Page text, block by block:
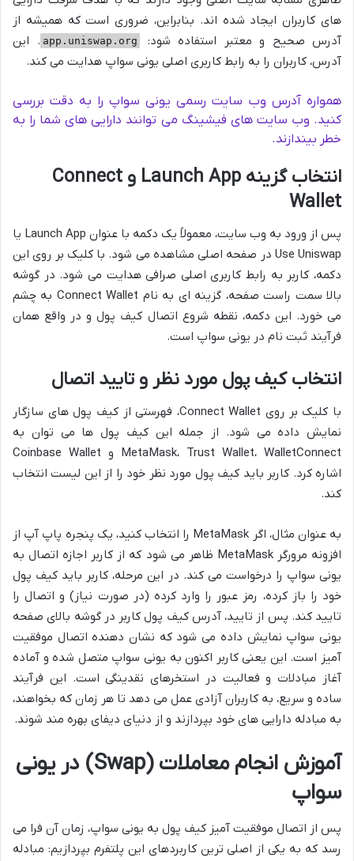
های کاربران ایجاد شده اند. بنابراین، ضروری است که همیشه از
آدرس صحیح و معتبر استفاده شود:
app.uniswap.org . این
آدرس، کاربران را به رابط کاربری اصلی یونی سواپ هدایت می کند.
همواره آدرس وب سایت رسمی یونی سواپ را به دقت بررسی
کنید. وب سایت های فیشینگ می توانند دارایی های شما را به
خطر بیندازند.
انتخاب گزینه Launch App و Connect
Wallet
پس از ورود به وب سایت، معمولاً یک دکمه با عنوان Launch App یا
Use Uniswap در صفحه اصلی مشاهده می شود. با کلیک بر روی این
دکمه، کاربر به رابط کاربری اصلی صرافی هدایت می شود. در گوشه
بالا سمت راست صفحه، گزینه ای به نام Connect Wallet به چشم
می خورد. این دکمه، نقطه شروع اتصال کیف پول و در واقع همان
فرآیند ثبت نام در یونی سواپ است.
انتخاب کیف پول مورد نظر و تایید اتصال
با کلیک بر روی Connect Wallet، فهرستی از کیف پول های سازگار
نمایش داده می شود. از جمله این کیف پول ها می توان به
MetaMask، Trust Wallet، WalletConnect و Coinbase Wallet
اشاره کرد. کاربر باید کیف پول مورد نظر خود را از این لیست انتخاب
کند.
به عنوان مثال، اگر MetaMask را انتخاب کنید، یک پنجره پاپ آپ از
افزونه مرورگر MetaMask ظاهر می شود که از کاربر اجازه اتصال به
یونی سواپ را درخواست می کند. در این مرحله، کاربر باید کیف پول
خود را باز کرده، رمز عبور را وارد کرده (در صورت نیاز) و اتصال را
تایید کند. پس از تایید، آدرس کیف پول کاربر در گوشه بالای صفحه
یونی سواپ نمایش داده می شود که نشان دهنده اتصال موفقیت
آمیز است. این یعنی کاربر اکنون به یونی سواپ متصل شده و آماده
آغاز مبادلات و فعالیت در استخرهای نقدینگی است. این فرآیند
ساده و سریع، به کاربران آزادی عمل می دهد تا هر زمان که بخواهند،
به مبادله دارایی های خود بپردازند و از دنیای دیفای بهره مند شوند.
آموزش انجام معاملات (Swap) در یونی
سواپ
پس از اتصال موفقیت آمیز کیف پول به یونی سواپ، زمان آن فرا می
رسد که به یکی از اصلی ترین کاربردهای این پلتفرم بپردازیم: مبادله